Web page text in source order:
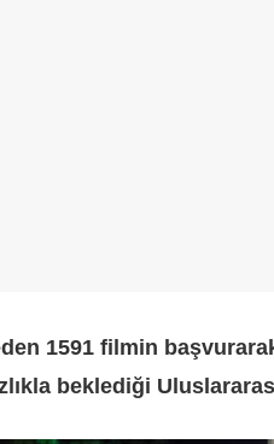
1591 filmin
beklediği